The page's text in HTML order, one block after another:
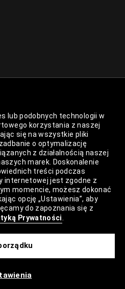
lub podobnych technologii w
korzystania z naszej
się na wszystkie pliki
o optymalizację
z działalnością naszej
marek. Doskonalenie
treści podczas
internetowej jest zgodne z
momencie, możesz dokonać
opcję „Ustawienia”, aby
do zapoznania się z
Prywatności
– Program